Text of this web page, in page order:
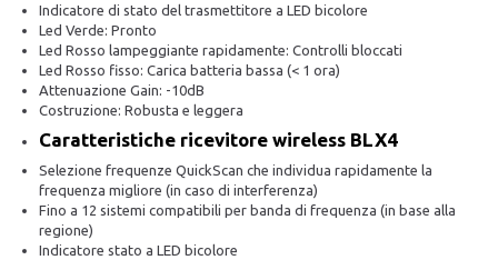
Indicatore di stato del trasmettitore a LED bicolore
Led Verde: Pronto
Led Rosso lampeggiante rapidamente: Controlli bloccati
Led Rosso fisso: Carica batteria bassa (< 1 ora)
Attenuazione Gain: -10dB
Costruzione: Robusta e leggera
Caratteristiche ricevitore wireless BLX4
Selezione frequenze QuickScan che individua rapidamente la
frequenza migliore (in caso di interferenza)
Fino a 12 sistemi compatibili per banda di frequenza (in base alla
regione)
Indicatore stato a LED bicolore